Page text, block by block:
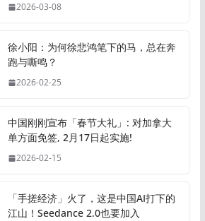
2026-03-08
徐小阳：为何徐悲鸿笔下的马，总在奔
跑与嘶鸣？
2026-02-25
中国刚刚宣布「春节大礼」: 对加拿大
单方面免签, 2月17日起实施!
2026-02-15
「手搓经济」火了，这是中国AI打下的
江山！Seedance 2.0也要加入